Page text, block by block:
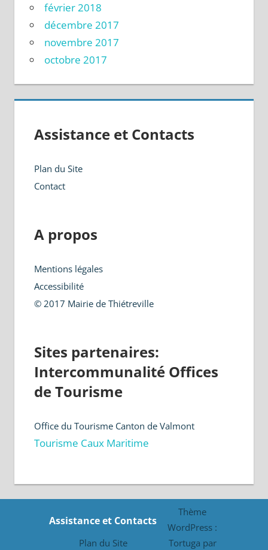
février 2018
décembre 2017
novembre 2017
octobre 2017
Assistance et Contacts
Plan du Site
Contact
A propos
Mentions légales
Accessibilité
© 2017 Mairie de Thiétreville
Sites partenaires:
Intercommunalité Offices
de Tourisme
Office du Tourisme Canton de Valmont
Tourisme Caux Maritime
Assistance et Contacts
Plan du Site
Thème
WordPress :
Tortuga par